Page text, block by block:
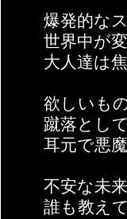
爆発的な
世界中が
大人達は
欲しいも
蹴落とし
耳元で悪
不安な未
誰も教え